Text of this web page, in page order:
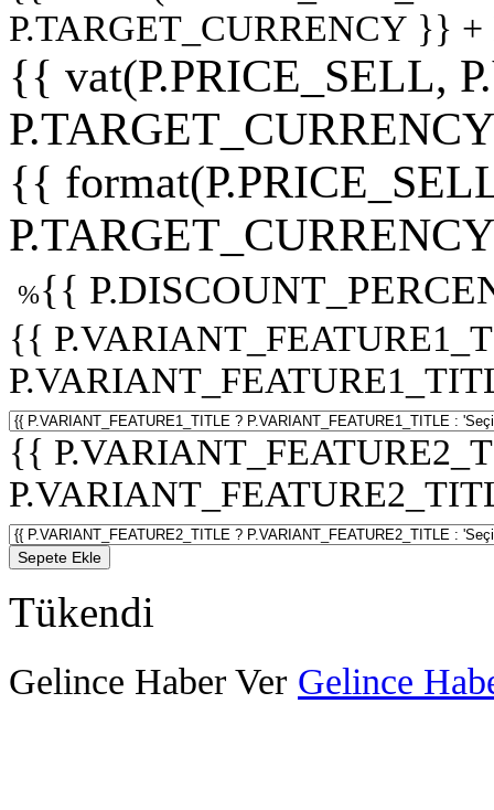
P.TARGET_CURRENCY }}
{{ vat(P.PRICE_SELL,
{{
%{{
{{
{{
Sepete Ekle
Tükendi
Gelince Haber Ver Gelince